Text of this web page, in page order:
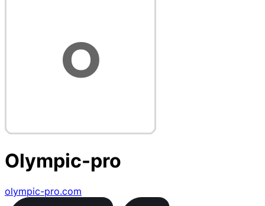
Olympic-pro
olympic-pro.com